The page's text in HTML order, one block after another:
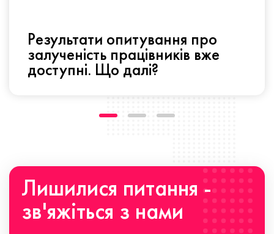
Результати опитування про
залученість працівників вже
доступні. Що далі?
Лишилися питання -
зв'яжіться з нами